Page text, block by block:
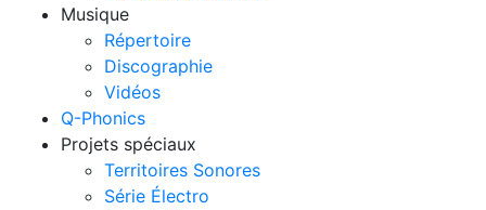
Musique
Répertoire
Discographie
Vidéos
Q-Phonics
Projets spéciaux
Territoires Sonores
Série Électro